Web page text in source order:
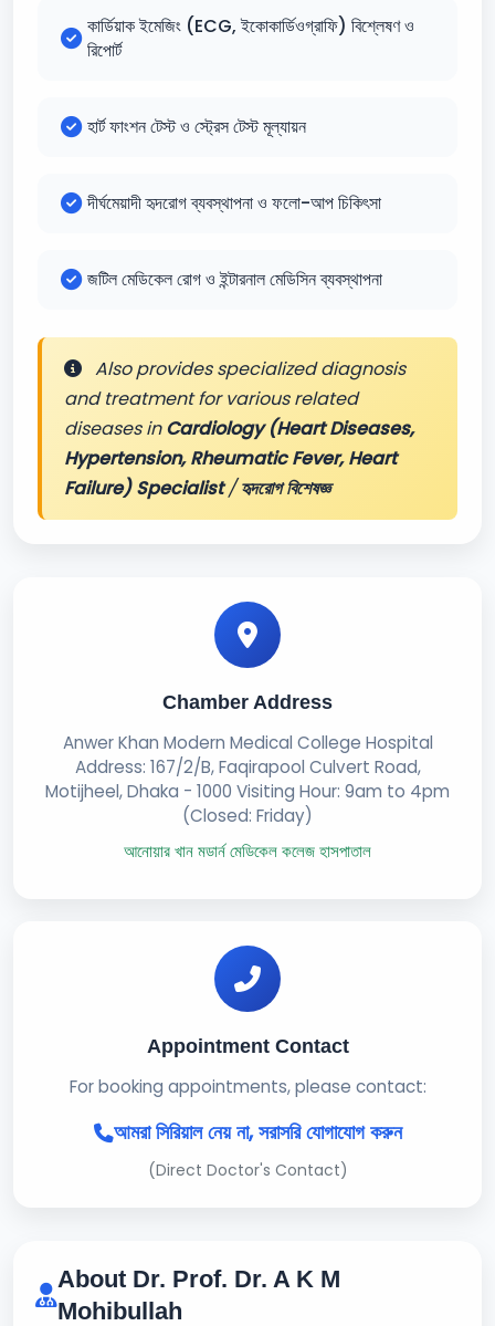
কার্ডিয়াক ইমেজিং (ECG, ইকোকার্ডিওগ্রাফি) বিশ্লেষণ ও
রিপোর্ট
হার্ট ফাংশন টেস্ট ও স্ট্রেস টেস্ট মূল্যায়ন
দীর্ঘমেয়াদী হৃদরোগ ব্যবস্থাপনা ও ফলো-আপ চিকিৎসা
জটিল মেডিকেল রোগ ও ইন্টারনাল মেডিসিন ব্যবস্থাপনা
Also provides specialized diagnosis
and treatment for various related
diseases inCardiology (Heart Diseases,
Hypertension, Rheumatic Fever, Heart
Failure) Specialist/হৃদরোগ বিশেষজ্ঞ
Chamber Address
Anwer Khan Modern Medical College Hospital
Address: 167/2/B, Faqirapool Culvert Road,
Motijheel, Dhaka - 1000 Visiting Hour: 9am to 4pm
(Closed: Friday)
আনোয়ার খান মডার্ন মেডিকেল কলেজ হাসপাতাল
Appointment Contact
For booking appointments, please contact:
আমরা সিরিয়াল নেয় না, সরাসরি যোগাযোগ করুন
(Direct Doctor's Contact)
About Dr. Prof. Dr. A K M
Mohibullah